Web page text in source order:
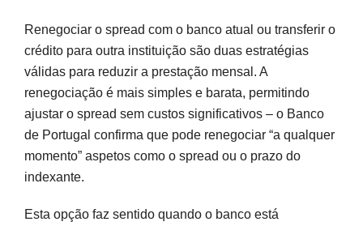
Renegociar o spread com o banco atual ou transferir o
crédito para outra instituição são duas estratégias
válidas para reduzir a prestação mensal. A
renegociação é mais simples e barata, permitindo
ajustar o spread sem custos significativos – o Banco
de Portugal confirma que pode renegociar “a qualquer
momento” aspetos como o spread ou o prazo do
indexante.
Esta opção faz sentido quando o banco está